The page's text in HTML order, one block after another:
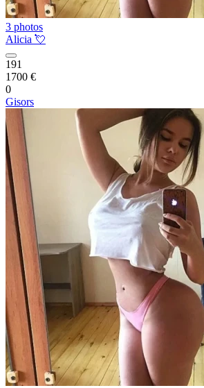
3 photos
Alicia 💘
191
1700 €
0
Gisors